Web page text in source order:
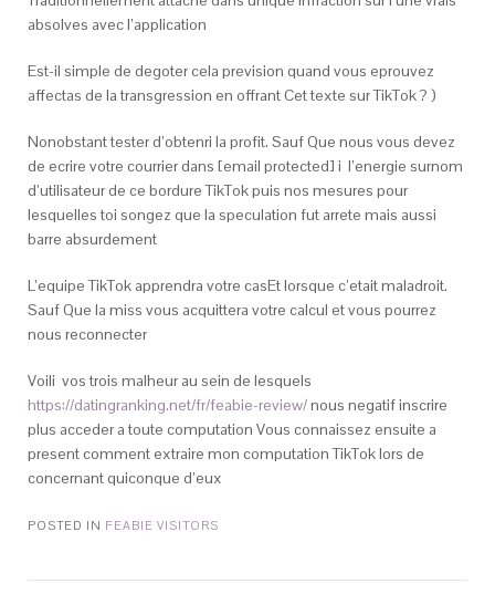
absolves avec l’application
Est-il simple de degoter cela prevision quand vous eprouvez
affectas de la transgression en offrant Cet texte sur TikTok ? )
Nonobstant tester d’obtenri la profit. Sauf Que nous vous devez
de ecrire votre courrier dans [email protected] i l’energie surnom
d’utilisateur de ce bordure TikTok puis nos mesures pour
lesquelles toi songez que la speculation fut arrete mais aussi
barre absurdement
L’equipe TikTok apprendra votre casEt lorsque c’etait maladroit.
Sauf Que la miss vous acquittera votre calcul et vous pourrez
nous reconnecter
Voili vos trois malheur au sein de lesquels
https://datingranking.net/fr/feabie-review/nous negatif inscrire
plus acceder a toute computation Vous connaissez ensuite a
present comment extraire mon computation TikTok lors de
concernant quiconque d’eux
POSTED IN FEABIE VISITORS